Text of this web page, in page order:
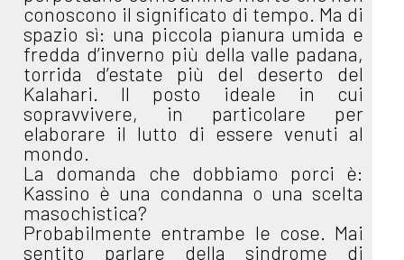
conoscono il significato di tempo. Ma di
spazio sì: una piccola pianura umida e
fredda d’inverno più della valle padana,
torrida d’estate più del deserto del
Kalahari. Il posto ideale in cui
sopravvivere, in particolare per
elaborare il lutto di essere venuti al
mondo.
La domanda che dobbiamo porci è:
Kassino è una condanna o una scelta
masochistica?
Probabilmente entrambe le cose. Mai
sentito parlare della sindrome di